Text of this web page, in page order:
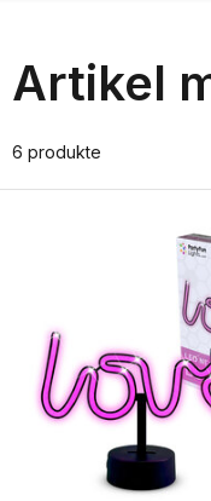
Artikel
6 produkte